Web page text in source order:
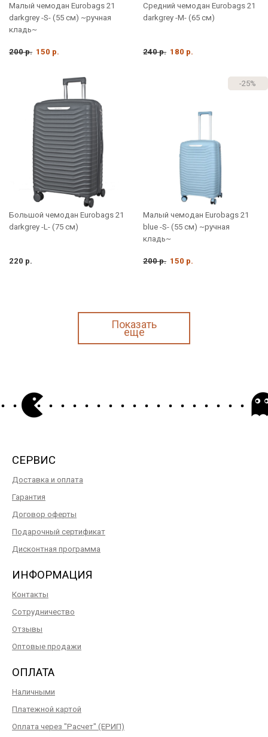
Малый чемодан Eurobags 21
darkgrey -S- (55 см) ~ручная
кладь~
200 р. 150 р.
Средний чемодан Eurobags 21
darkgrey -M- (65 см)
240 р. 180 р.
Большой чемодан Eurobags 21
darkgrey -L- (75 см)
220 р.
-25%
Малый чемодан Eurobags 21
blue -S- (55 см) ~ручная
кладь~
200 р. 150 р.
Показать
еще
СЕРВИС
Доставка и оплата
Гарантия
Договор оферты
Подарочный сертификат
Дисконтная программа
ИНФОРМАЦИЯ
Контакты
Сотрудничество
Отзывы
Оптовые продажи
ОПЛАТА
Наличными
Платежной картой
Оплата через "Расчет" (ЕРИП)